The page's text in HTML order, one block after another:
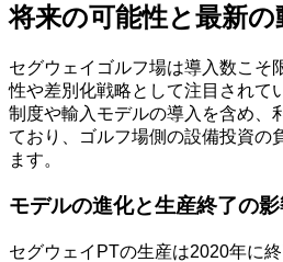
将来の可能性と最新の
セグウェイゴルフ場は導入数こそ
性や差別化戦略として注目されて
制度や輸入モデルの導入を含め、
ており、ゴルフ場側の設備投資の
ます。
モデルの進化と生産終了の
セグウェイPTの生産は2020年に